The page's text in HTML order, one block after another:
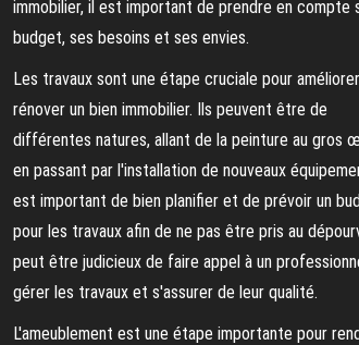
immobilier, il est important de prendre en compte
budget, ses besoins et ses envies.
Les travaux sont une étape cruciale pour
rénover un bien immobilier. Ils peuvent être de
différentes natures, allant de la peinture au gros
en passant par l'installation de nouveaux
est important de bien planifier et de prévoir un
pour les travaux afin de ne pas être pris au
peut être judicieux de faire appel à un
gérer les travaux et s'assurer de leur qualité.
L'ameublement est une étape importante pour